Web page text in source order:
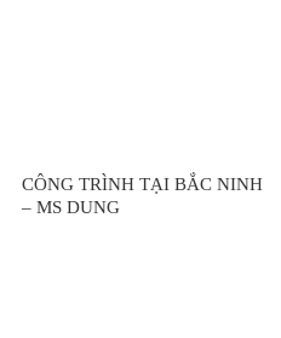
CÔNG TRÌNH TẠI BẮC NINH
– MS DUNG